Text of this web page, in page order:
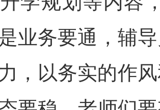
业务要通，辅
，以务实的作